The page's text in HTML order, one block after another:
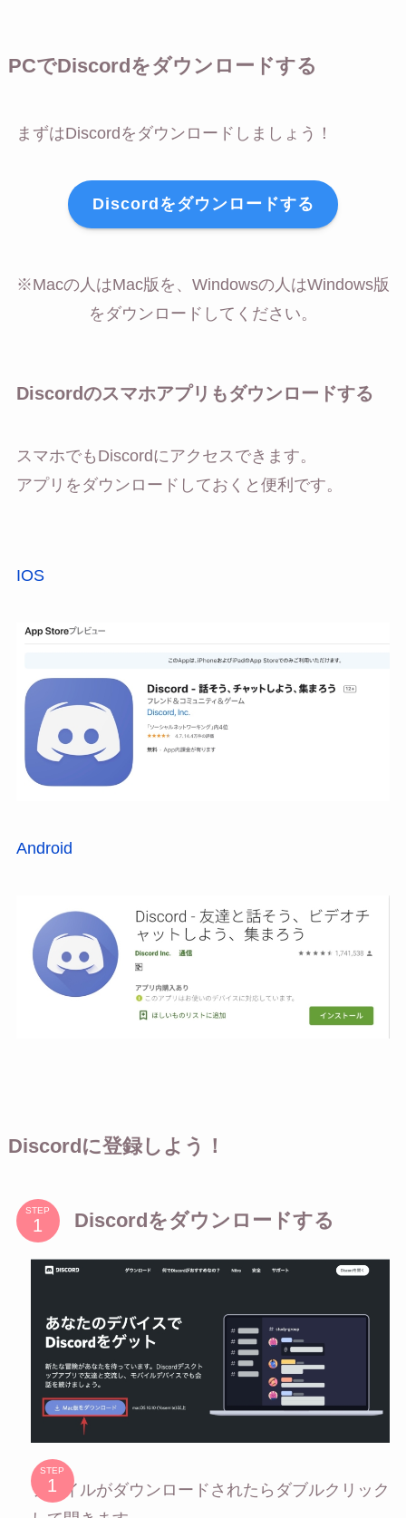
PCでDiscordをダウンロードする
まずはDiscordをダウンロードしましょう！
Discordをダウンロードする
※Macの人はMac版を、Windowsの人はWindows版
をダウンロードしてください。
Discordのスマホアプリもダウンロードする
スマホでもDiscordにアクセスできます。
アプリをダウンロードしておくと便利です。
IOS
Android
Discordに登録しよう！
STEP Discordをダウンロードする
STEP
ファイルがダウンロードされたらダブルクリック